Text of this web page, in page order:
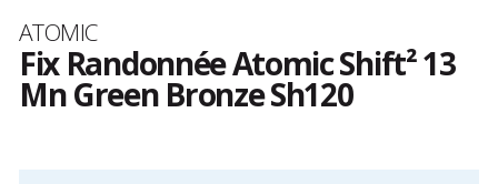
Marque
ATOMIC
Fix Randonnée Atomic Shift² 13
Mn Green Bronze Sh120